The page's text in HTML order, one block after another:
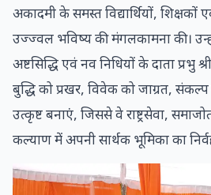
अकादमी के समस्त विद्यार्थियों, शिक्षकों
उज्ज्वल भविष्य की मंगलकामना की।
अष्टसिद्धि एवं नव निधियों के दाता प्रभु
बुद्धि को प्रखर, विवेक को जाग्रत, संकल्प
उत्कृष्ट बनाएं, जिससे वे राष्ट्रसेवा,
कल्याण में अपनी सार्थक भूमिका का